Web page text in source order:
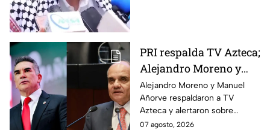
PRI respalda TV Azteca;
Alejandro Moreno y
Manuel Añorve
denuncian riesgos para
la libertad de expresión
Alejandro Moreno y Manuel
Añorve respaldaron a TV
Azteca y alertaron sobre
riesgos para la libertad de
07 agosto, 2026